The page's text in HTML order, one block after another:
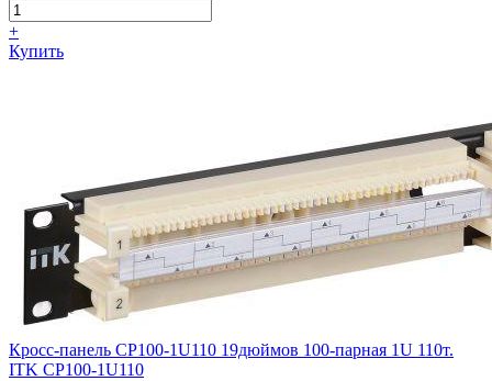
+
Купить
Кросс-панель CP100-1U110 19дюймов 100-парная 1U 110т.
ITK CP100-1U110